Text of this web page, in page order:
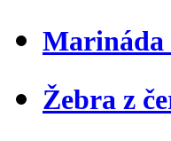
Marináda
Žebra z